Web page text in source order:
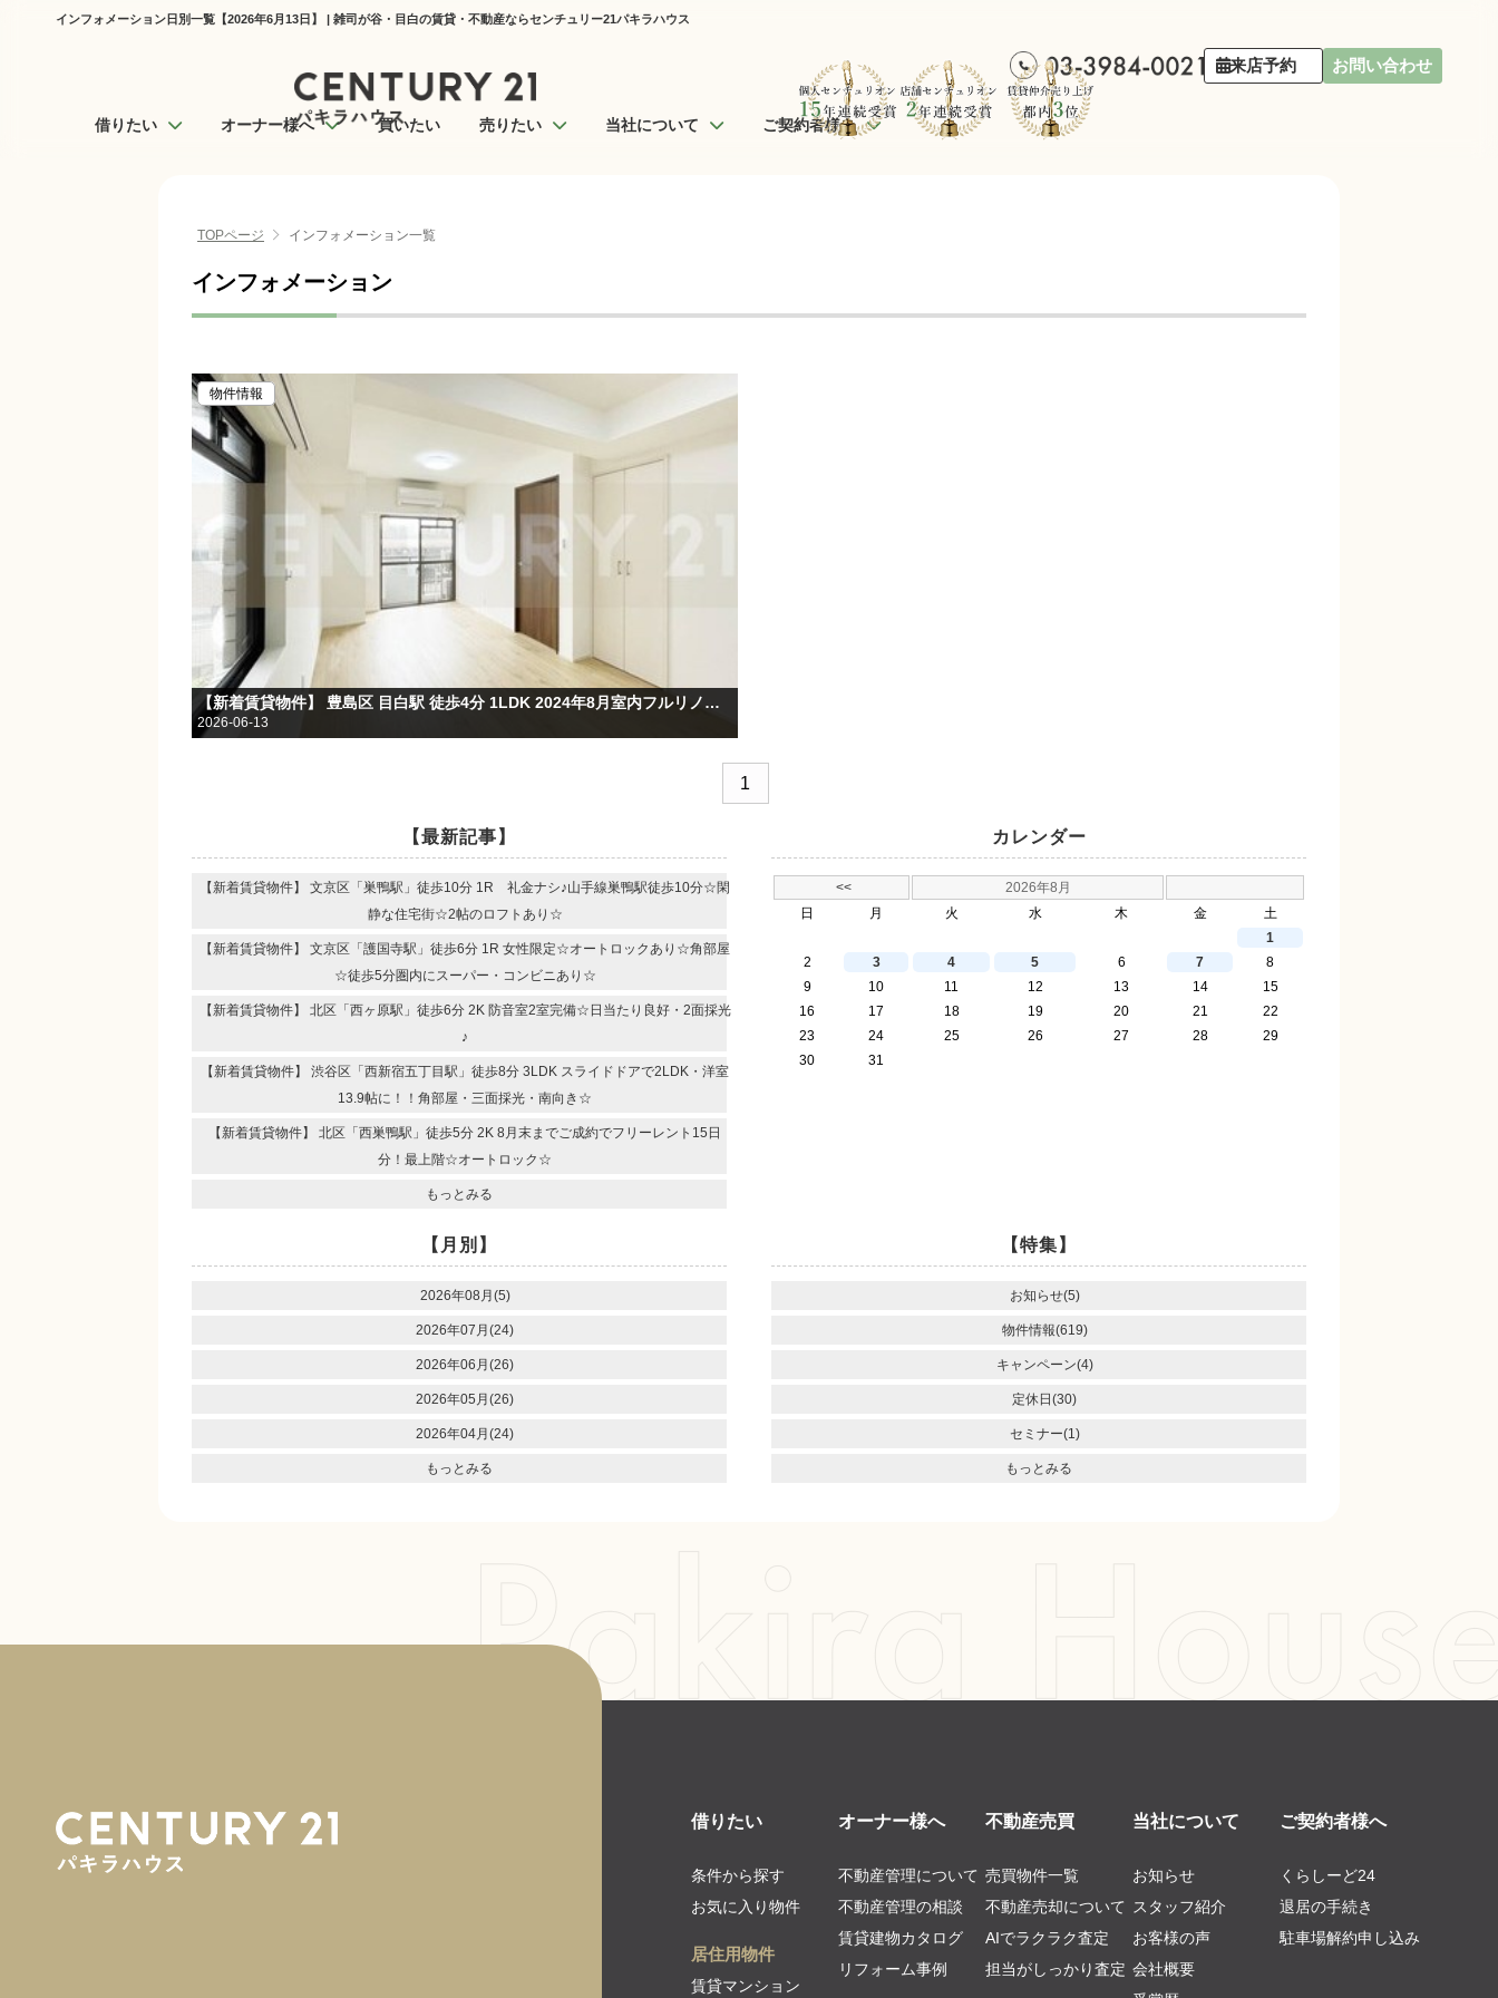
インフォメーション日別一覧【2026年6月13日】 | 雑司が谷・目白の賃貸・不動産ならセンチュリー21パキラハウス
来店予約 お問い合わせ
借りたい オーナー様へ 買いたい 売りたい 当社について ご契約者様へ
TOPページ インフォメーション一覧
インフォメーション
物件情報
【新着賃貸物件】 豊島区 目白駅 徒歩4分 1LDK 2024年8月室内フルリノベーション！角部屋☆駅近☆1階まいばすけっと☆
2026-06-13
1
【最新記事】
【新着賃貸物件】 文京区「巣鴨駅」徒歩10分 1R 礼金ナシ♪山手線巣鴨駅徒歩10分☆閑
静な住宅街☆2帖のロフトあり☆
【新着賃貸物件】 文京区「護国寺駅」徒歩6分 1R 女性限定☆オートロックあり☆角部屋
☆徒歩5分圏内にスーパー・コンビニあり☆
【新着賃貸物件】 北区「西ヶ原駅」徒歩6分 2K 防音室2室完備☆日当たり良好・2面採光
♪
【新着賃貸物件】 渋谷区「西新宿五丁目駅」徒歩8分 3LDK スライドドアで2LDK・洋室
13.9帖に！！角部屋・三面採光・南向き☆
【新着賃貸物件】 北区「西巣鴨駅」徒歩5分 2K 8月末までご成約でフリーレント15日
分！最上階☆オートロック☆
もっとみる
カレンダー
<<
2026年8月
日
月 火 水 木 金
土
1
2
3 4 5 6 7
8
9
10 11 12 13 14
15
16
17 18 19 20 21
22
23
24 25 26 27 28
29
30
31
【月別】
2026年08月(5)
2026年07月(24)
2026年06月(26)
2026年05月(26)
2026年04月(24)
もっとみる
【特集】
お知らせ(5)
物件情報(619)
キャンペーン(4)
定休日(30)
セミナー(1)
もっとみる
借りたい
条件から探す
お気に入り物件
居住用物件
賃貸マンション
オーナー様へ
不動産管理について
不動産管理の相談
賃貸建物カタログ
リフォーム事例
不動産売買
売買物件一覧
不動産売却について
AIでラクラク査定
担当がしっかり査定
当社について
お知らせ
スタッフ紹介
お客様の声
会社概要
ご契約者様へ
くらしーど24
退居の手続き
駐車場解約申し込み